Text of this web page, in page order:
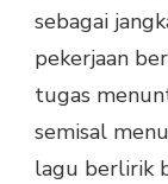
sebagai
pekerjaan
tugas
semisal
lagu berlirik